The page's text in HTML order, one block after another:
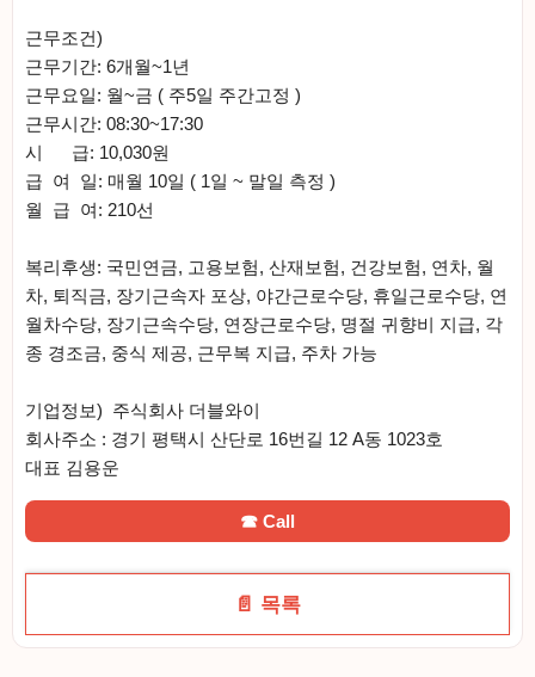
근무조건)
근무기간: 6개월~1년
근무요일: 월~금 ( 주5일 주간고정 )
근무시간: 08:30~17:30
시 급: 10,030원
급 여 일: 매월 10일 ( 1일 ~ 말일 측정 )
월 급 여: 210선
복리후생: 국민연금, 고용보험, 산재보험, 건강보험, 연차, 월
차, 퇴직금, 장기근속자 포상, 야간근로수당, 휴일근로수당, 연
월차수당, 장기근속수당, 연장근로수당, 명절 귀향비 지급, 각
종 경조금, 중식 제공, 근무복 지급, 주차 가능
기업정보) 주식회사 더블와이
회사주소 : 경기 평택시 산단로 16번길 12 A동 1023호
대표 김용운
☎ Call
📄 목록